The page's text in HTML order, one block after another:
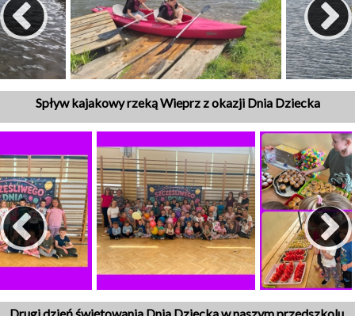
Spływ kajakowy rzeką Wieprz z okazji Dnia Dziecka